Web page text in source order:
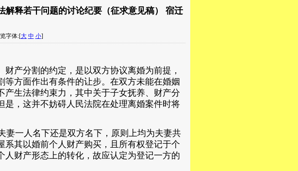
释若干问题的讨论纪要（征求意见稿） 宿迁
字体:[大 中 小]
产分割的约定，是以双方协议离婚为前提，
方面作出有条件的让步。在双方未能在婚姻
生法律约束力，其中关于子女抚养、财产分
，这并不妨碍人民法院在处理离婚案件时将
一人名下还是双方名下，原则上均为夫妻共
其以婚前个人财产购买，且所有权登记于个
财产形态上的转化，故应认定为登记一方的